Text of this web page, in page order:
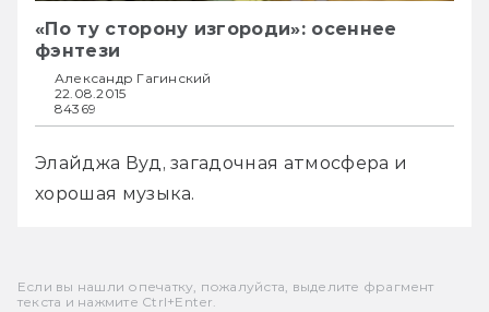
«По ту сторону изгороди»: осеннее
фэнтези
Александр Гагинский
22.08.2015
84369
Элайджа Вуд, загадочная атмосфера и
хорошая музыка.
Если вы нашли опечатку, пожалуйста, выделите фрагмент
текста и нажмите Ctrl+Enter.